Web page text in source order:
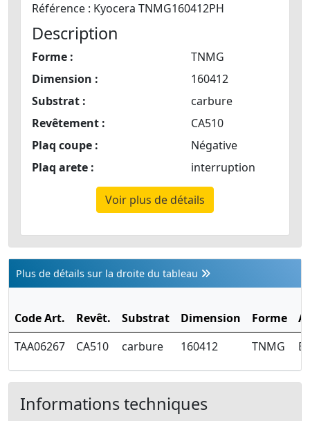
Référence : Kyocera TNMG160412PH
Description
Forme :
TNMG
Dimension :
160412
Substrat :
carbure
Revêtement :
CA510
Plaq coupe :
Négative
Plaq arete :
interruption
Voir plus de détails
Plus de détails sur la droite du tableau
Code Art. Revêt. Substrat Dimension Forme
TAA06267
CA510 carbure 160412 TNMG
Informations techniques